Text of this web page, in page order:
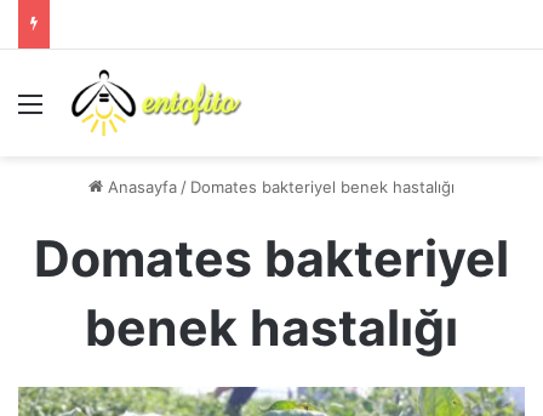
Menü
Anasayfa / Domates bakteriyel benek hastalığı
Domates bakteriyel
benek hastalığı